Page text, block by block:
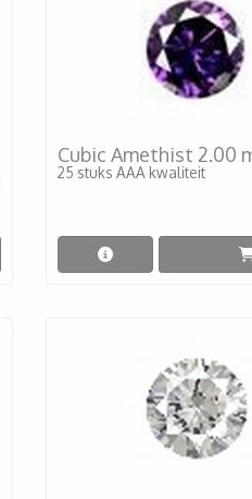
Cubic Amethist 2.00
25 stuks AAA kwaliteit